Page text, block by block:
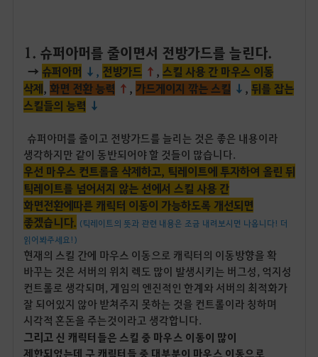
1. 슈퍼아머를 줄이면서 전방가드를 늘린다.
→ 슈퍼아머 ↓, 전방가드 ↑ , 스킬 사용 간 마우스 이동
삭제, 화면 전환 능력 ↑ , 가드게이지 깎는 스킬 ↓ , 뒤를 잡는
스킬들의 능력 ↓
슈퍼아머를 줄이고 전방가드를 늘리는 것은 좋은 내용이라
생각하지만 같이 동반되어야 할 것들이 많습니다.
우선 마우스 컨트롤을 삭제하고, 틱레이트에 투자하여 올린 뒤
틱레이트를 넘어서지 않는 선에서 스킬 사용 간
화면전환에따른 캐릭터 이동이 가능하도록 개선되면
좋겠습니다. (틱레이트의 뜻과 관련 내용은 조금 내려보시면 나옵니다! 더
읽어봐주세요!)
현재의 스킬 간에 마우스 이동으로 캐릭터의 이동방향을 확
바꾸는 것은 서버의 위치 렉도 많이 발생시키는 버그성, 억지성
컨트롤로 생각되며, 게임의 엔진적인 한계와 서버의 최적화가
잘 되어있지 않아 받쳐주지 못하는 것을 컨트롤이라 칭하며
시각적 혼돈을 주는것이라고 생각합니다.
그리고신 캐릭터들은 스킬 중 마우스 이동이 많이
제한되었는데 구 캐릭터들 중 대부분이 마우스 이동으로